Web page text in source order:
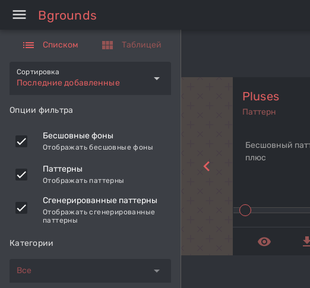
menu Bgrounds
list Списком view_module Таблицей
Последние добавленные
Сортировка arrow_drop_down
Опции фильтра
Бесшовные фоны
Отображать бесшовные фоны
Паттерны
Отображать паттерны
Сгенерированные паттерны
Отображать сгенерированные
паттерны
Категории
Все arrow_drop_down
navigate_before
Pluses
Паттерн
Бесшовный
плюс
remove_red_eye